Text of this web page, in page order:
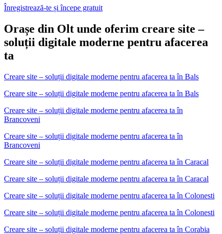
Înregistrează-te și începe gratuit
Orașe din Olt unde oferim creare site –
soluții digitale moderne pentru afacerea
ta
Creare site – soluții digitale moderne pentru afacerea ta în Bals
Creare site – soluții digitale moderne pentru afacerea ta în Bals
Creare site – soluții digitale moderne pentru afacerea ta în
Brancoveni
Creare site – soluții digitale moderne pentru afacerea ta în
Brancoveni
Creare site – soluții digitale moderne pentru afacerea ta în Caracal
Creare site – soluții digitale moderne pentru afacerea ta în Caracal
Creare site – soluții digitale moderne pentru afacerea ta în Colonesti
Creare site – soluții digitale moderne pentru afacerea ta în Colonesti
Creare site – soluții digitale moderne pentru afacerea ta în Corabia